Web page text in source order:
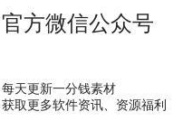
官方微信公众号
每天更新一分钱素材
获取更多软件资讯、资源福利